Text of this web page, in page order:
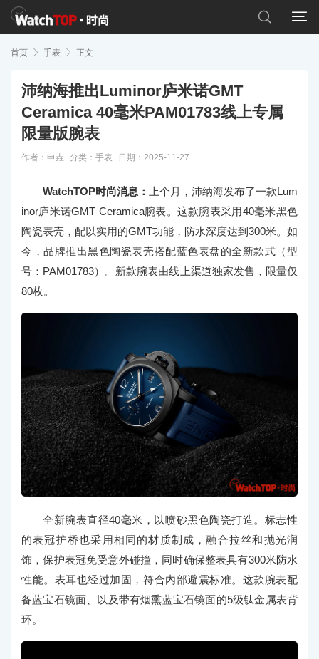


首页  手表  正文
沛纳海推出Luminor庐米诺GMT
Ceramica 40毫米PAM01783线上专属
限量版腕表
作者：申垚 分类： 手表 日期：2025-11-27
WatchTOP时尚消息：
上个月，沛纳海发布了一款Lum
inor庐米诺GMT Ceramica腕表。这款腕表采用40毫米黑色
陶瓷表壳，配以实用的GMT功能，防水深度达到300米。如
今，品牌推出黑色陶瓷表壳搭配蓝色表盘的全新款式（型
号：PAM01783）。新款腕表由线上渠道独家发售，限量仅
80枚。
全新腕表直径40毫米，以喷砂黑色陶瓷打造。标志性
的表冠护桥也采用相同的材质制成，融合拉丝和抛光润
饰，保护表冠免受意外碰撞，同时确保整表具有300米防水
性能。表耳也经过加固，符合内部避震标准。这款腕表配
备蓝宝石镜面、以及带有烟熏蓝宝石镜面的5级钛金属表背
环。